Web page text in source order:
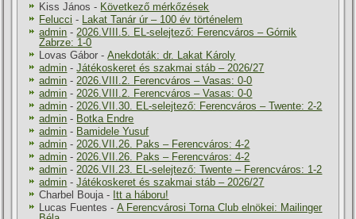
Kiss János - Következő mérkőzések
Felucci - Lakat Tanár úr – 100 év történelem
admin -2026.VIII.5. EL-selejtező: Ferencváros – Górnik
Zabrze: 1-0
Lovas Gábor -Anekdoták: dr. Lakat Károly
admin -Játékoskeret és szakmai stáb – 2026/27
admin -2026.VIII.2. Ferencváros – Vasas: 0-0
admin -2026.VIII.2. Ferencváros – Vasas: 0-0
admin -2026.VII.30. EL-selejtező: Ferencváros – Twente: 2-2
admin - Botka Endre
admin - Bamidele Yusuf
admin -2026.VII.26. Paks – Ferencváros: 4-2
admin -2026.VII.26. Paks – Ferencváros: 4-2
admin -2026.VII.23. EL-selejtező: Twente – Ferencváros: 1-2
admin -Játékoskeret és szakmai stáb – 2026/27
Charbel Bouja- Itt a háboru!
Lucas Fuentes -A Ferencvárosi Torna Club elnökei: Mailinger